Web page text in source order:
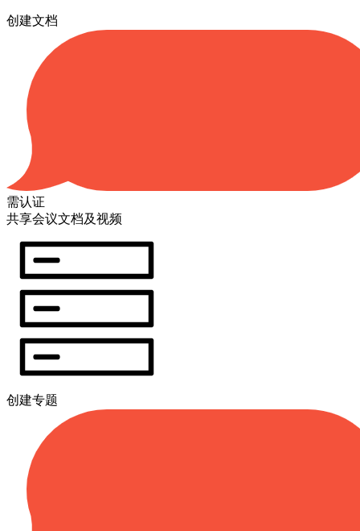
创建文档
需认证
共享会议文档及视频
创建专题